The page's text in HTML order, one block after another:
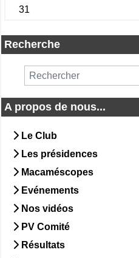
Recherche
A propos de nous...
Le Club
Les présidences
Macaméscopes
Evénements
Nos vidéos
PV Comité
Résultats